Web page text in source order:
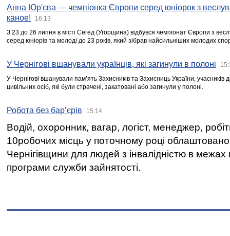
Анна Юр'єва — чемпіонка Європи серед юніорок з
каное!
16:13
З 23 до 26 липня в місті Сегед (Угорщина) відбувся чемпіонат Європи з
серед юніорів та молоді до 23 років, який зібрав найсильніших молодих
У Чернігові вшанували українців, які загинули в полоні
У Чернігові вшанували пам’ять Захисників та Захисниць України,
цивільних осіб, які були страчені, закатовані або загинули у полоні.
Робота без бар’єрів 15:14
Водій, охоронник, вагар, логіст, менеджер,
10робочих місць у поточному році
Чернігівщини для людей з інвалідністю в межах
програми служби зайнятості.